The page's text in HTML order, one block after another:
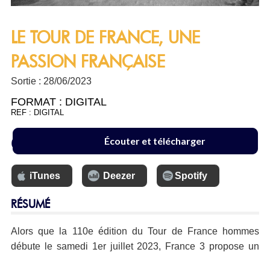
LE TOUR DE FRANCE, UNE
PASSION FRANÇAISE
Sortie : 28/06/2023
FORMAT : DIGITAL
REF : DIGITAL
6.99 € Écouter et télécharger
iTunes Deezer Spotify
RÉSUMÉ
Alors que la 110e édition du Tour de France hommes
débute le samedi 1er juillet 2023, France 3 propose un